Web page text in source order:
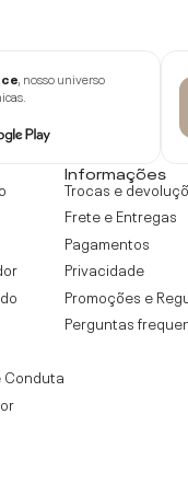
, nosso universo
Conduta
Informações
Trocas e
Frete e Entregas
Pagamentos
Privacidade
Promoções e
Perguntas